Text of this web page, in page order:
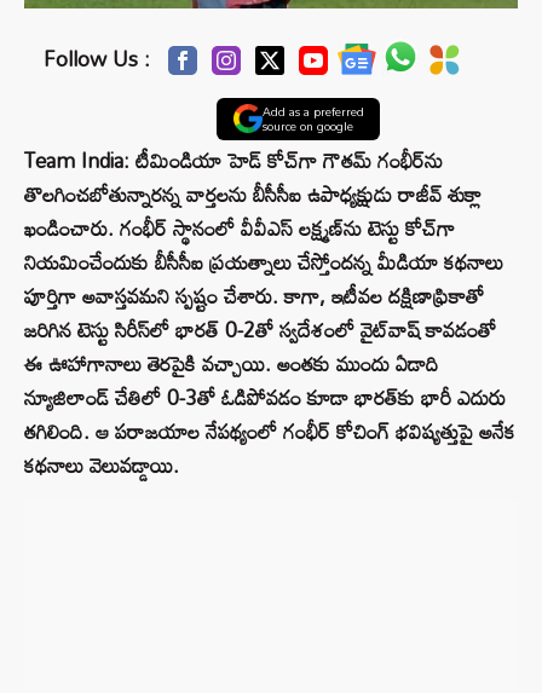
Follow Us :
Add as a preferred
source on google
Team India: టీమిండియా హెడ్ కోచ్‌గా గౌతమ్ గంభీర్‌ను
తొలగించబోతున్నారన్న వార్తలను బీసీసీఐ ఉపాధ్యక్షుడు రాజీవ్ శుక్లా
ఖండించారు. గంభీర్ స్థానంలో వీవీఎస్ లక్ష్మణ్‌ను టెస్టు కోచ్‌గా
నియమించేందుకు బీసీసీఐ ప్రయత్నాలు చేస్తోందన్న మీడియా కథనాలు
పూర్తిగా అవాస్తవమని స్పష్టం చేశారు. కాగా, ఇటీవల దక్షిణాఫ్రికాతో
జరిగిన టెస్టు సిరీస్‌లో భారత్ 0-2తో స్వదేశంలో వైట్‌వాష్ కావడంతో
ఈ ఊహాగానాలు తెరపైకి వచ్చాయి. అంతకు ముందు ఏడాది
న్యూజిలాండ్ చేతిలో 0-3తో ఓడిపోవడం కూడా భారత్‌కు భారీ ఎదురు
తగిలింది. ఆ పరాజయాల నేపథ్యంలో గంభీర్ కోచింగ్ భవిష్యత్తుపై అనేక
కథనాలు వెలువడ్డాయి.